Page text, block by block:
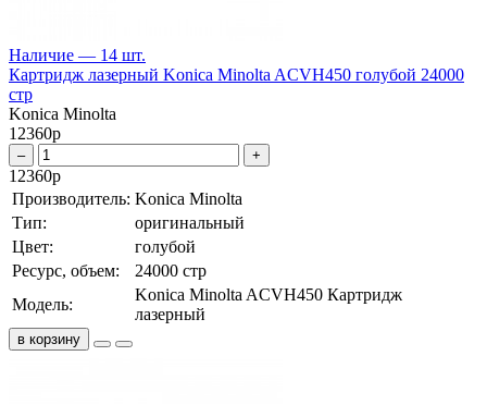
Наличие — 14 шт.
Картридж лазерный Konica Minolta ACVH450 голубой 24000
стр
Konica Minolta
12360р
– +
12360р
Производитель: Konica Minolta
Тип:
оригинальный
Цвет:
голубой
Ресурс, объем:
24000 стр
Модель:
Konica Minolta ACVH450 Картридж
лазерный
в корзину